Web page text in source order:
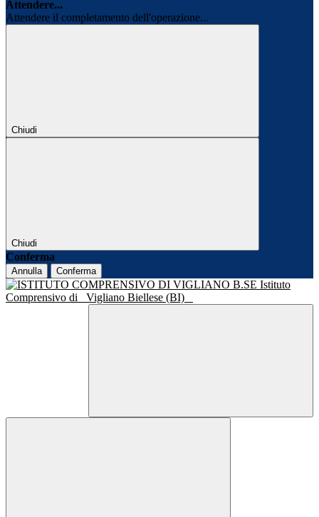
Attendere...
Attendere il completamento dell'operazione...
Chiudi
Chiudi
Conferma
Annulla Conferma
Istituto
Comprensivo di
Vigliano Biellese (BI)